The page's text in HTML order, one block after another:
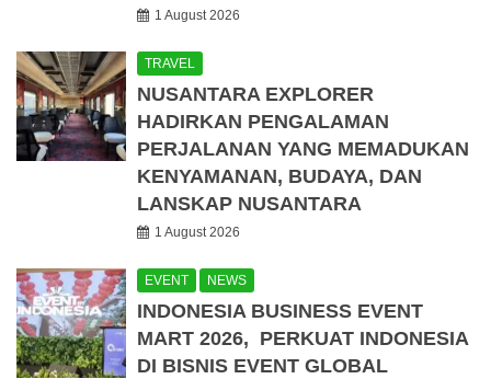
1 August 2026
TRAVEL
NUSANTARA EXPLORER
HADIRKAN PENGALAMAN
PERJALANAN YANG MEMADUKAN
KENYAMANAN, BUDAYA, DAN
LANSKAP NUSANTARA
1 August 2026
EVENT NEWS
INDONESIA BUSINESS EVENT
MART 2026, PERKUAT INDONESIA
DI BISNIS EVENT GLOBAL